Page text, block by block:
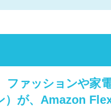
ファッションや家
）が、Amazon